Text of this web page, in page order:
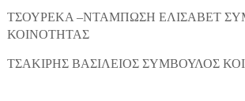
ΤΣΟΥΡΕΚΑ –ΝΤΑΜΠΩΣΗ ΕΛΙΣΑΒΕΤ
ΚΟΙΝΟΤΗΤΑΣ
ΤΣΑΚΙΡΗΣ ΒΑΣΙΛΕΙΟΣ ΣΥΜΒΟΥΛΟΣ